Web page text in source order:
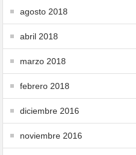
agosto 2018
abril 2018
marzo 2018
febrero 2018
diciembre 2016
noviembre 2016